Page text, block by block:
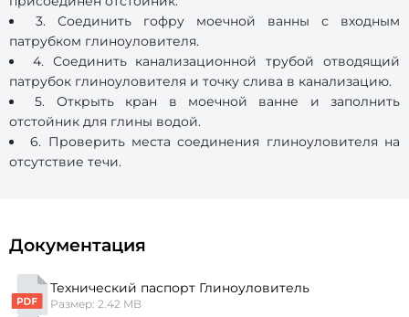
3. Соединить гофру моечной ванны с входным
патрубком глиноуловителя.
4. Соединить канализационной трубой отводящий
патрубок глиноуловителя и точку слива в канализацию.
5. Открыть кран в моечной ванне и заполнить
отстойник для глины водой.
6. Проверить места соединения глиноуловителя на
отсутствие течи.
Документация
Технический паспорт Глиноуловитель
Размер: 2.42 MB